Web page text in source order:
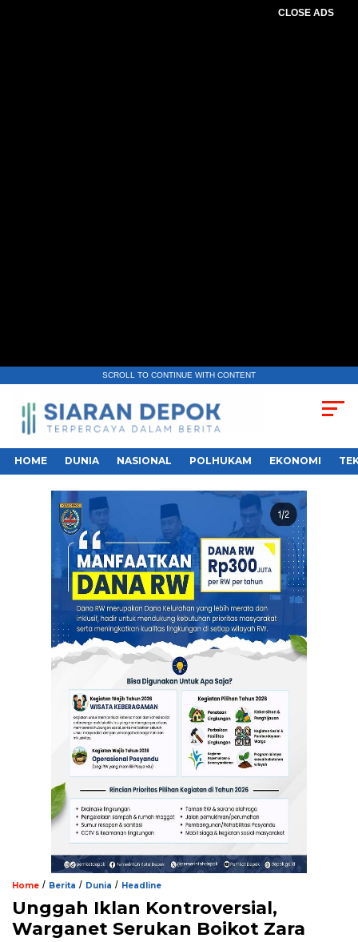
CLOSE ADS
SCROLL TO CONTINUE WITH CONTENT
HOME DUNIA NASIONAL POLHUKAM EKONOMI
Home / Berita / Dunia / Headline
Unggah Iklan Kontroversial,
Warganet Serukan Boikot Zara